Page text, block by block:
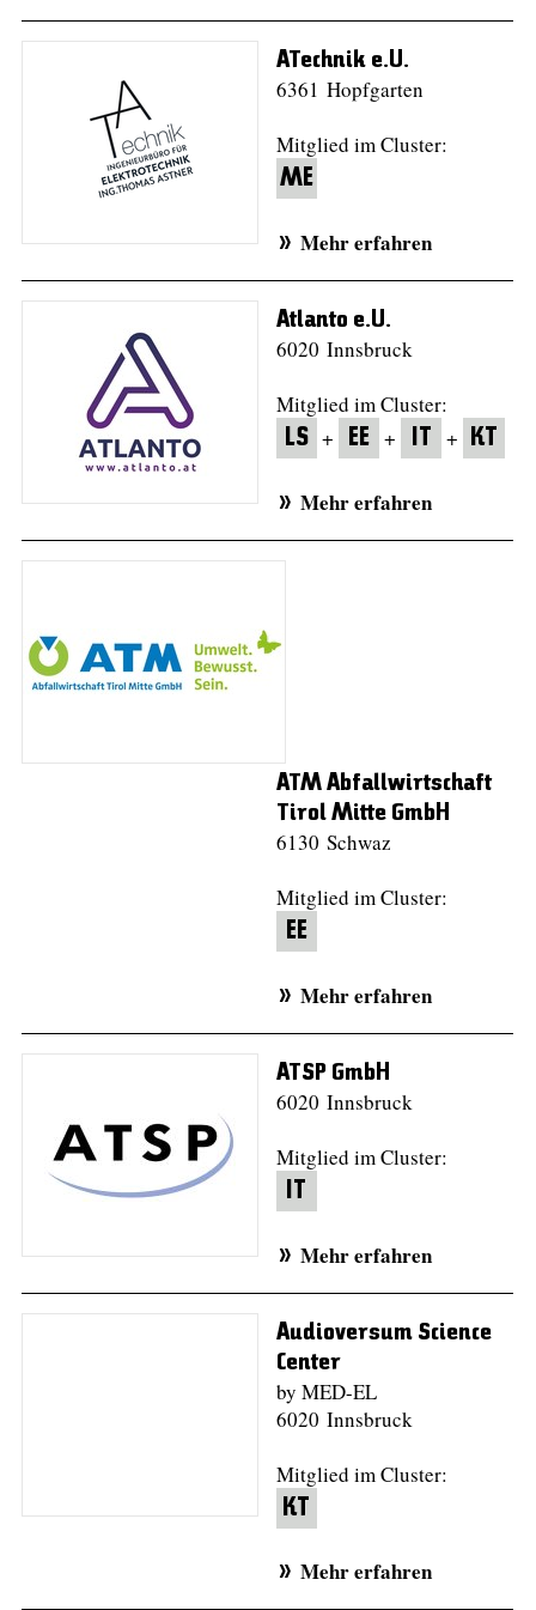
ATechnik e.U.
6361 Hopfgarten
Mitglied im Cluster:
ME
Mehr erfahren
Atlanto e.U.
6020 Innsbruck
Mitglied im Cluster:
LS + EE + IT + KT
Mehr erfahren
ATM Abfallwirtschaft
Tirol Mitte GmbH
6130 Schwaz
Mitglied im Cluster:
EE
Mehr erfahren
ATSP GmbH
6020 Innsbruck
Mitglied im Cluster:
IT
Mehr erfahren
Audioversum Science
Center
by MED-EL
6020 Innsbruck
Mitglied im Cluster:
KT
Mehr erfahren